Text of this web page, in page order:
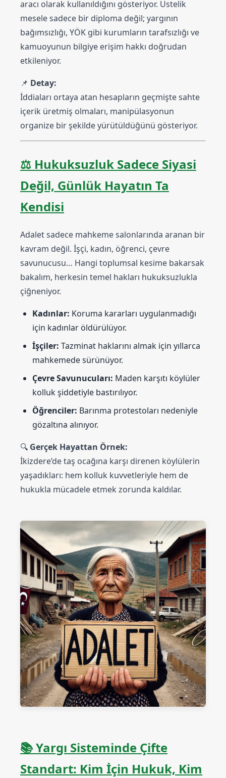
aracı olarak kullanıldığını gösteriyor. Üstelik
mesele sadece bir diploma değil; yargının
bağımsızlığı, YÖK gibi kurumların tarafsızlığı ve
kamuoyunun bilgiye erişim hakkı doğrudan
etkileniyor.
📌 Detay:
İddiaları ortaya atan hesapların geçmişte sahte
içerik üretmiş olmaları, manipülasyonun
organize bir şekilde yürütüldüğünü gösteriyor.
⚖️ Hukuksuzluk Sadece Siyasi
Değil, Günlük Hayatın Ta
Kendisi
Adalet sadece mahkeme salonlarında aranan bir
kavram değil. İşçi, kadın, öğrenci, çevre
savunucusu… Hangi toplumsal kesime bakarsak
bakalım, herkesin temel hakları hukuksuzlukla
çiğneniyor.
Kadınlar: Koruma kararları uygulanmadığı
için kadınlar öldürülüyor.
İşçiler: Tazminat haklarını almak için yıllarca
mahkemede sürünüyor.
Çevre Savunucuları: Maden karşıtı köylüler
kolluk şiddetiyle bastırılıyor.
Öğrenciler: Barınma protestoları nedeniyle
gözaltına alınıyor.
🔍 Gerçek Hayattan Örnek:
İkizdere’de taş ocağına karşı direnen köylülerin
yaşadıkları: hem kolluk kuvvetleriyle hem de
hukukla mücadele etmek zorunda kaldılar.
📚Yargı Sisteminde Çifte
Standart: Kim İçin Hukuk, Kim